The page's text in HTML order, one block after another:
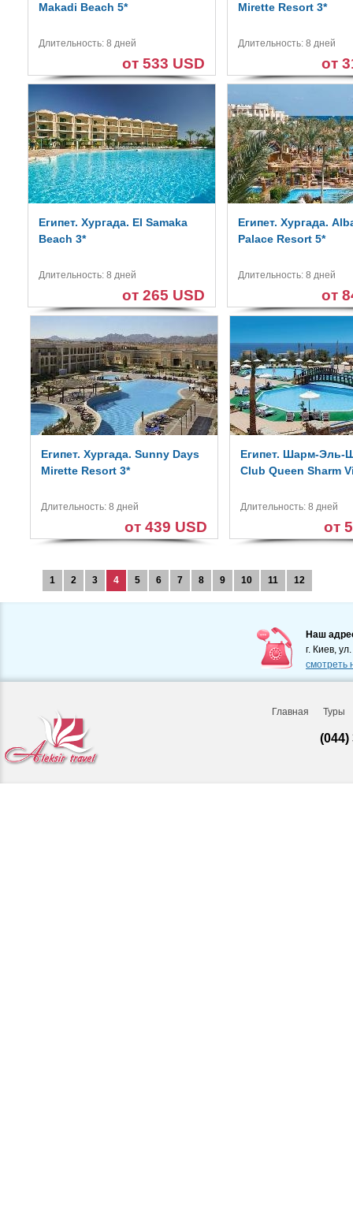
Makadi Beach 5*
Длительность: 8 дней
от 533 USD
Mirette Resort 3*
Длительность: 8 дней
от
Египет. Хургада. El Samaka
Beach 3*
Длительность: 8 дней
от 265 USD
Египет. Хургада.
Palace Resort 5*
Длительность: 8 дней
от
Египет. Хургада. Sunny Days
Mirette Resort 3*
Длительность: 8 дней
от 439 USD
Египет. Шарм-Эль-
Club Queen Sharm
Длительность: 8 дней
от
1 2 3 4 5 6 7 8 9 10 11 12
Наш
г. Киев,
смотреть
Главная Туры
(044)